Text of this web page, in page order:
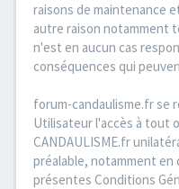
raisons de maintenance
autre raison notamment
n'est en aucun cas
conséquences qui
forum-candaulisme.fr se
Utilisateur l'accès à tout
CANDAULISME.fr
préalable, notamment en
présentes Conditions